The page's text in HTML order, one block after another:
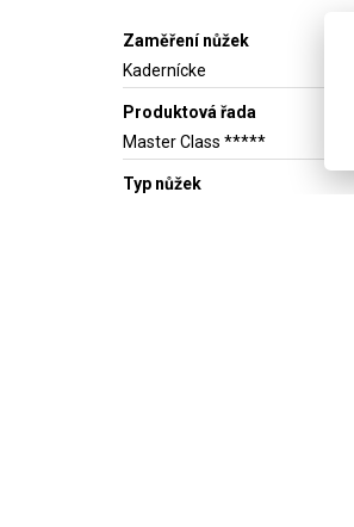
Zaměření nůžek
Kadernícke
Produktová řada
Master Class *****
Typ nůžek